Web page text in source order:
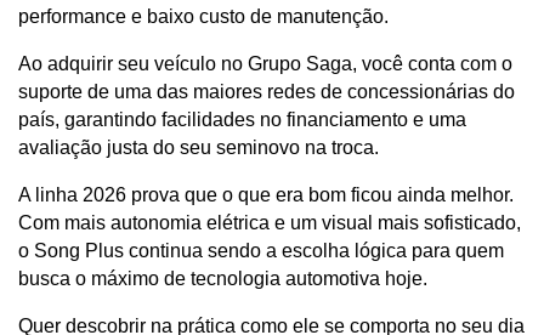
performance e baixo custo de manutenção.
Ao adquirir seu veículo no Grupo Saga, você conta com o
suporte de uma das maiores redes de concessionárias do
país, garantindo facilidades no financiamento e uma
avaliação justa do seu seminovo na troca.
A linha 2026 prova que o que era bom ficou ainda melhor.
Com mais autonomia elétrica e um visual mais sofisticado,
o Song Plus continua sendo a escolha lógica para quem
busca o máximo de tecnologia automotiva hoje.
Quer descobrir na prática como ele se comporta no seu dia